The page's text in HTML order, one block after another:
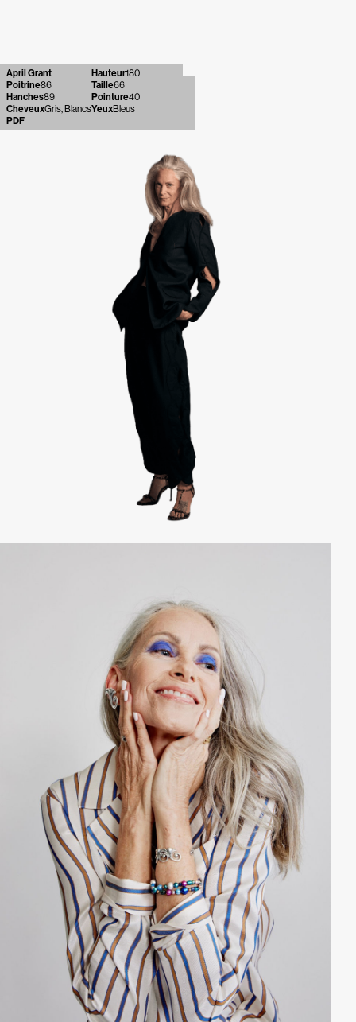
April Grant Hauteur180
Poitrine86 Taille66
Hanches89 Pointure40
CheveuxGris, BlancsYeuxBleus
PDF